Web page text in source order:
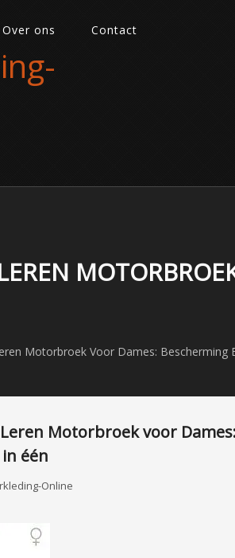
Over ons Contact
Motorbroek Voor Dames: Bescherming
Motorbroek voor
één
Online